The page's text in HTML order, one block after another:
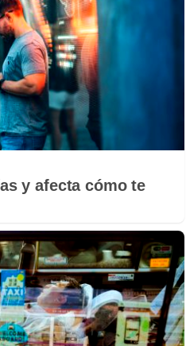
y afecta cómo te